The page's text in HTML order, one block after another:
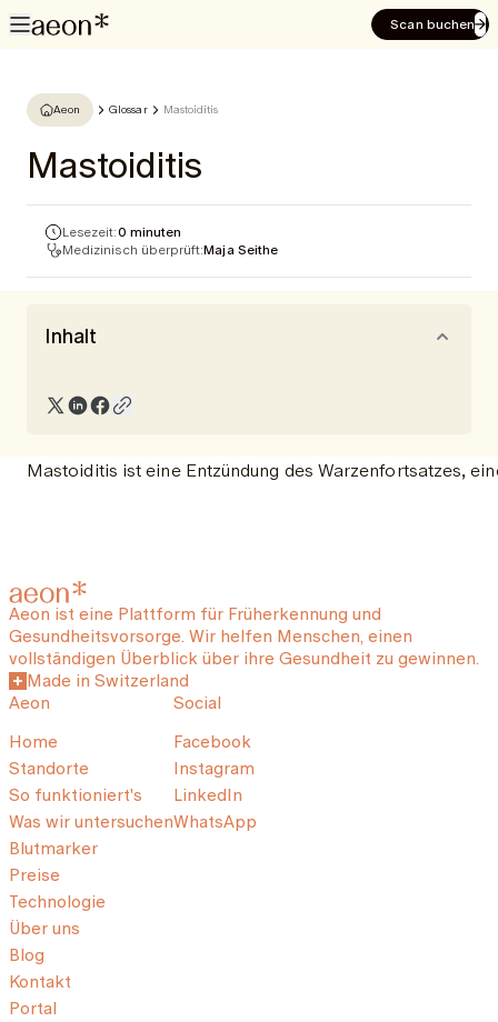
Scan buchen
Aeon Glossar Mastoiditis
Mastoiditis
Lesezeit:0 minuten
Medizinisch überprüft:Maja Seithe
Inhalt
Mastoiditis ist eine Entzündung des Warzenfortsatzes,
Aeon ist eine Plattform für Früherkennung und
Gesundheitsvorsorge. Wir helfen Menschen, einen
vollständigen Überblick über ihre Gesundheit zu gewinnen.
Made in Switzerland
Aeon
Home
Standorte
So funktioniert's
Was wir untersuchen
Blutmarker
Preise
Technologie
Über uns
Blog
Kontakt
Portal
Social
Facebook
Instagram
LinkedIn
WhatsApp